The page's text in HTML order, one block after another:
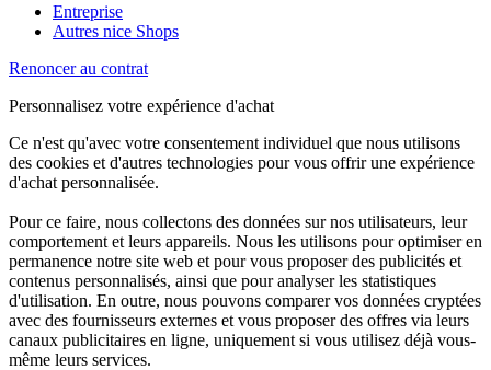
Entreprise
Autres nice Shops
Renoncer au contrat
Personnalisez votre expérience d'achat
Ce n'est qu'avec votre consentement individuel que nous utilisons
des cookies et d'autres technologies pour vous offrir une expérience
d'achat personnalisée.
Pour ce faire, nous collectons des données sur nos utilisateurs, leur
comportement et leurs appareils. Nous les utilisons pour optimiser en
permanence notre site web et pour vous proposer des publicités et
contenus personnalisés, ainsi que pour analyser les statistiques
d'utilisation. En outre, nous pouvons comparer vos données cryptées
avec des fournisseurs externes et vous proposer des offres via leurs
canaux publicitaires en ligne, uniquement si vous utilisez déjà vous-
même leurs services.